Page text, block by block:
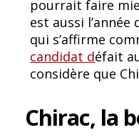
pourrait faire
est aussi
qui s’affirme
candidat défait
considère que
Chirac, la